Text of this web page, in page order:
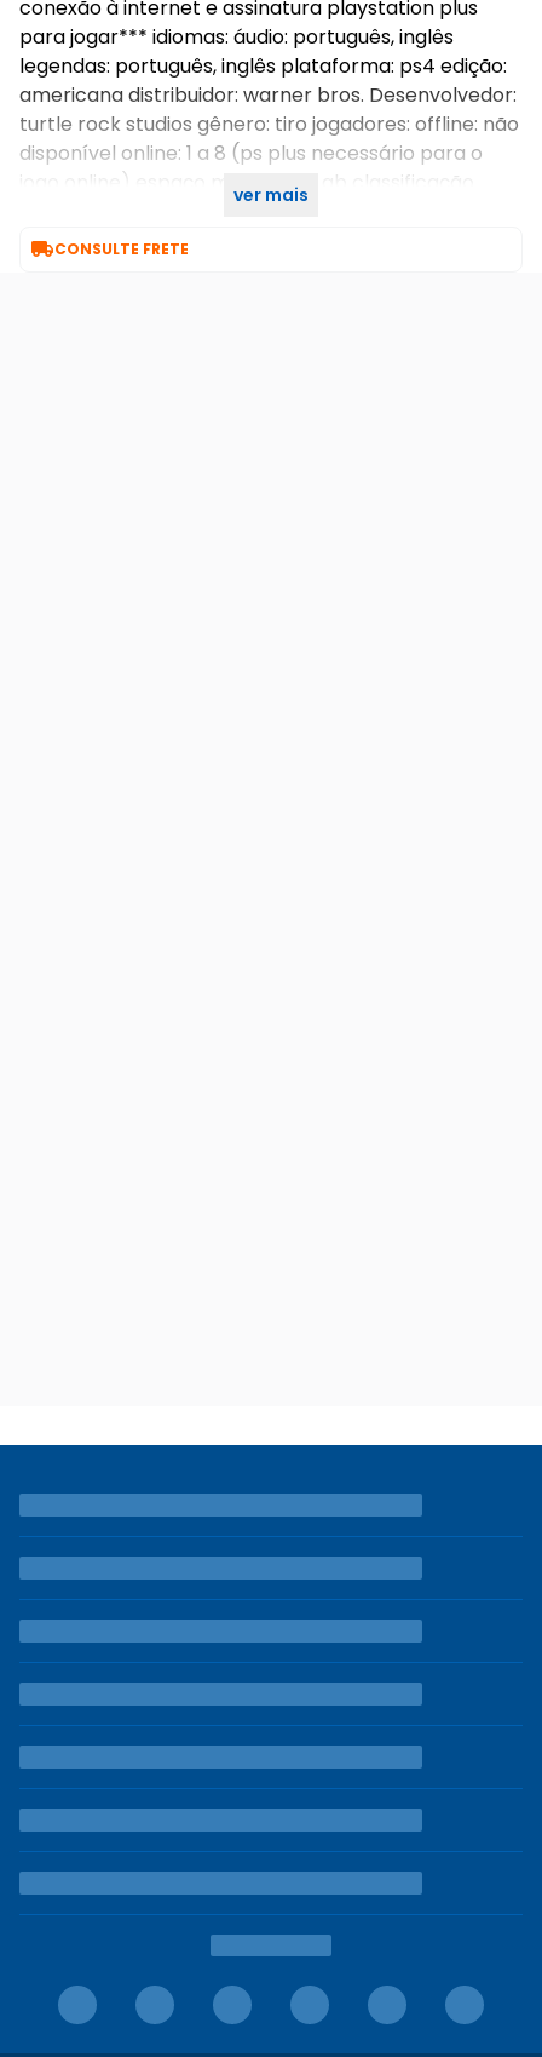
conexão à internet e assinatura playstation plus
para jogar*** idiomas: áudio: português, inglês
legendas: português, inglês plataforma: ps4 edição:
americana distribuidor: warner bros. Desenvolvedor:
turtle rock studios gênero: tiro jogadores: offline: não
disponível online: 1 a 8 (ps plus necessário para o
jogo online) espaço mínimo: 40 gb classificação
ver mais
CONSULTE FRETE